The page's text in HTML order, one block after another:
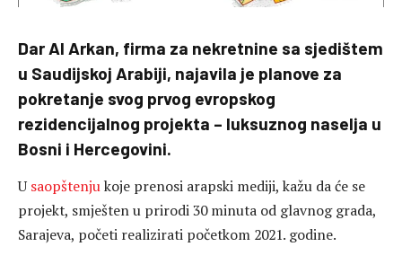
Dar Al Arkan, firma za nekretnine sa sjedištem
u Saudijskoj Arabiji, najavila je planove za
pokretanje svog prvog evropskog
rezidencijalnog projekta – luksuznog naselja u
Bosni i Hercegovini.
U saopštenjukoje prenosi arapski mediji, kažu da će se
projekt, smješten u prirodi 30 minuta od glavnog grada,
Sarajeva, početi realizirati početkom 2021. godine.